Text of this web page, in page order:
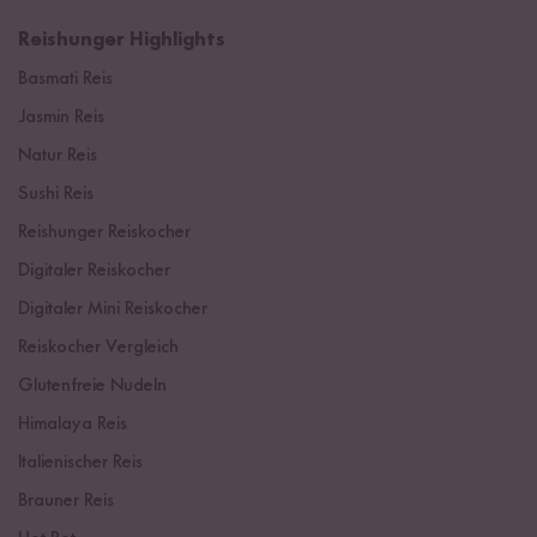
Reishunger Highlights
Basmati Reis
Jasmin Reis
Natur Reis
Sushi Reis
Reishunger Reiskocher
Digitaler Reiskocher
Digitaler Mini Reiskocher
Reiskocher Vergleich
Glutenfreie Nudeln
Himalaya Reis
Italienischer Reis
Brauner Reis